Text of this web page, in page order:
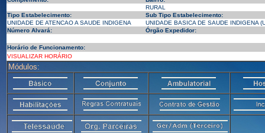
RURAL
Tipo Estabelecimento:
Sub Tipo Estabelecimento:
UNIDADE DE ATENCAO A SAUDE INDIGENA
UNIDADE BASICA DE SAUDE INDIGENA
Número Alvará:
Órgão Expedidor:
Horário de Funcionamento:
VISUALIZAR HORÁRIO
Módulos: